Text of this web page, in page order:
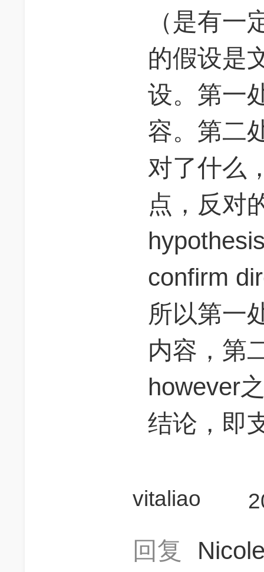
（是有
的假设是
设。第一
容。第二
对了什么
点，反对
confirm
所以第一
内容，第
however
结论，即
vitaliao
回复